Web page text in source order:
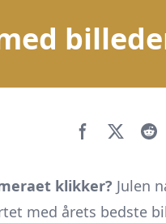
klikker? Julen
med årets bedste